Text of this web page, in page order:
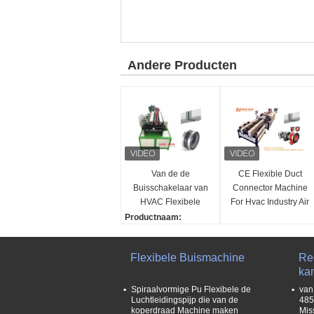
Andere Producten
Van de de
Buisschakelaar van
HVAC Flexibele
Machine 40mm GI
Productnaam:
Grondstoffen:
0,8 mm
Lijnsnelheid:
CE Flexible Duct
Connector Machine
For Hvac Industry Air
Flexibele Buismachine
Spiraalvormige Pu Flexibele de
Luchtleidingspijp die van de
koperdraad Machine maken